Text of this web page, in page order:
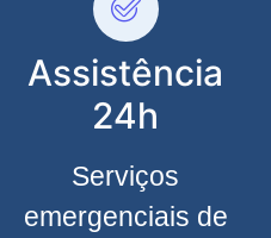
Assistência
24h
Serviços
emergenciais de